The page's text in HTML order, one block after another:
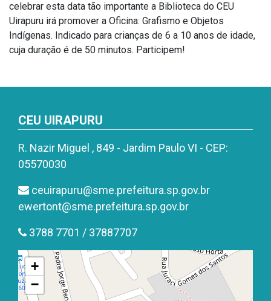
celebrar esta data tão importante a Biblioteca do CEU
Uirapuru irá promover a Oficina: Grafismo e Objetos
Indígenas. Indicado para crianças de 6 a 10 anos de idade,
cuja duração é de 50 minutos. Participem!
CEU UIRAPURU
R. Nazir Miguel , 849 - Jardim Paulo VI - CEP:
05570030
ceuirapuru@sme.prefeitura.sp.gov.br
ewertont@sme.prefeitura.sp.gov.br
3788 7701 / 37887707
+
−